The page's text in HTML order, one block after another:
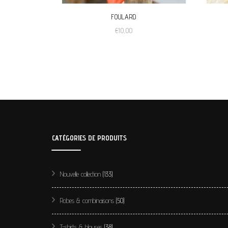
FOULARD
€10,00
CATÉGORIES DE PRODUITS
Nouvelle collection (133)
Robes & combinaisons (50)